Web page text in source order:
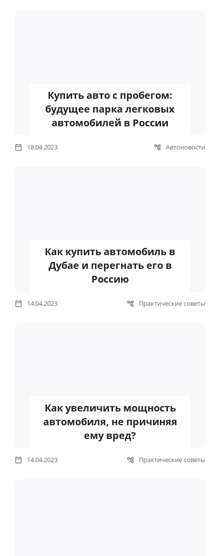
Купить авто с пробегом:
будущее парка легковых
автомобилей в России
18.04.2023 Автоновости
Как купить автомобиль в
Дубае и перегнать его в
Россию
14.04.2023 Практические советы
Как увеличить мощность
автомобиля, не причиняя
ему вред?
14.04.2023 Практические советы